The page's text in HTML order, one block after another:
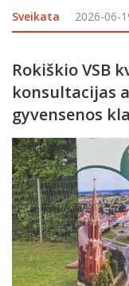
laikysena, stresas ar
tampa ne epizodinis,
Sveikata 2026-06-
Rokiškio VSB
konsultacijas
gyvensenos